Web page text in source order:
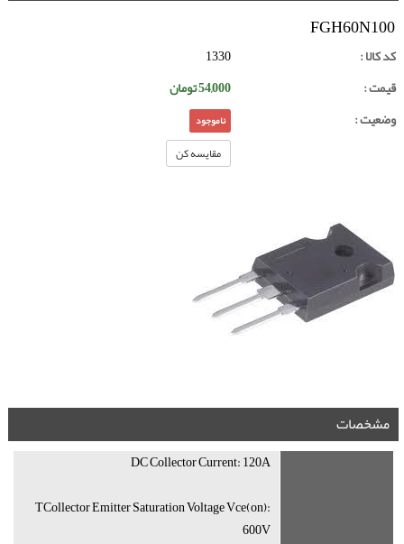
FGH60N100
کد کالا :
1330
قیمت :
54,000تومان
وضعیت :
ناموجود
مقایسه کن
مشخصات
DC Collector Current: 120A
TCollector Emitter Saturation Voltage Vce(on):
600V